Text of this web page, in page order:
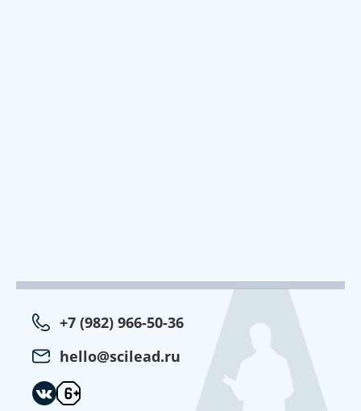
+7 (982) 966-50-36
hello@scilead.ru